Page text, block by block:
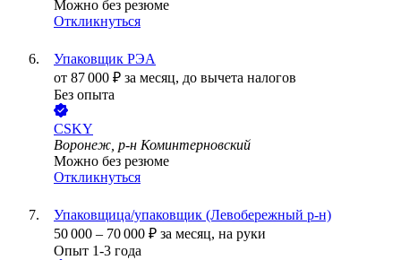
Можно без резюме
Откликнуться
Упаковщик РЭА
от 87 000 ₽ за месяц, до вычета налогов
Без опыта
CSKY
Воронеж, р-н Коминтерновский
Можно без резюме
Откликнуться
Упаковщица/упаковщик (Левобережный р-н)
50 000 – 70 000 ₽ за месяц, на руки
Опыт 1-3 года